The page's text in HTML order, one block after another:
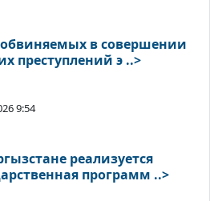
в совершении
преступлений э ..>
9:54
реализуется
программ ..>